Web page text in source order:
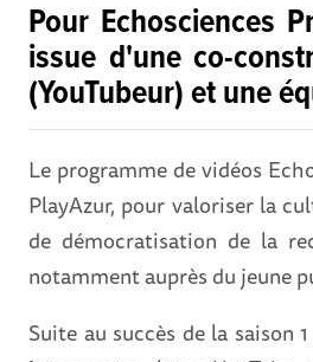
Pour Echosciences
issue d'une co-
(YouTubeur) et une
Le programme de vidéos
PlayAzur, pour valoriser la
de démocratisation de la
notamment auprès du jeune
Suite au succès de la